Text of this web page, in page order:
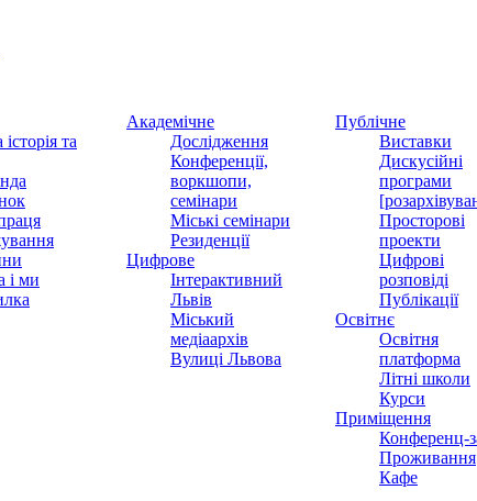
та
і ми
Академічне
Дослідження
Конференції,
воркшопи,
семінари
Міські семінари
Резиденції
Цифрове
Інтерактивний
Львів
Міський
медіаархів
Вулиці Львова
Публічне
Виставки
Дискусійні
програми
Просторові
проекти
Цифрові
розповіді
Публікації
Освітнє
Освітня
платформа
Літні школи
Курси
Приміщення
Конференц-
Проживання
Кафе